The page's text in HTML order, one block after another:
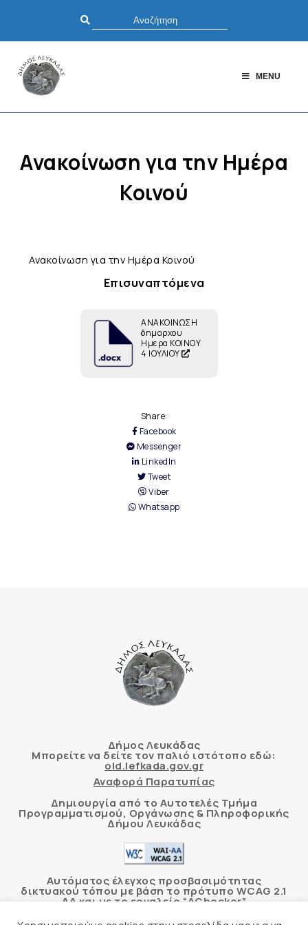
MENU
Ανακοίνωση για την Ημέρα
Κοινού
Ανακοίνωση για την Ημέρα Κοινού
Επισυναπτόμενα
ΑΝΑΚΟΙΝΩΣΗ
δημαρχου
Ημερα ΚΟΙΝΟΥ
4 ΙΟΥΛΙΟΥ
Share:
Facebook
Messenger
LinkedIn
Tweet
Viber
Whatsapp
Δήμος Λευκάδας
Μπορείτε να δείτε τον παλιό ιστότοπο εδώ:
old.lefkada.gov.gr
Αναφορά Παρατυπίας
Δημιουργία από το Αυτοτελές Τμήμα
Προγραμματισμού, Οργάνωσης & Πληροφορικής
Δήμου Λευκάδας
Αυτόματος έλεγχος προσβασιμότητας
δικτυακού τόπου με βάση το πρότυπο WCAG 2.1
AA και με το εργαλείο “AChecker”